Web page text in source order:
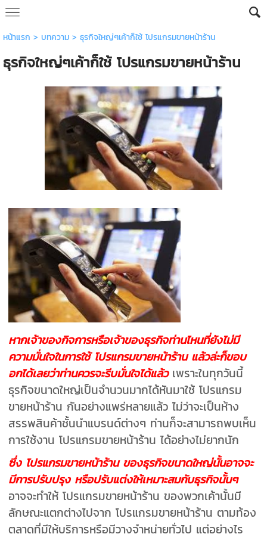
หน้าแรก > บทความ> ธุรกิจใหญ่ๆเค้าก็ใช้ โปรแกรมขายหน้าร้าน
ธุรกิจใหญ่ๆเค้าก็ใช้ โปรแกรมขายหน้าร้าน
หากเจ้าของกิจการหรือเจ้าของธุรกิจท่านไหนที่ยังไม่มี
ความมั่นใจในการใช้ โปรแกรมขายหน้าร้าน แล้วล่ะก็ขอบ
อกได้เลยว่าท่านควรจะรีบมั่นใจได้แล้วเพราะในทุกวันนี้
ธุรกิจขนาดใหญ่เป็นจำนวนมากได้หันมาใช้ โปรแกรม
ขายหน้าร้าน กันอย่างแพร่หลายแล้ว ไม่ว่าจะเป็นห้าง
สรรพสินค้าชั้นนำแบรนด์ต่างๆ ท่านก็จะสามารถพบเห็น
การใช้งาน โปรแกรมขายหน้าร้าน ได้อย่างไม่ยากนัก
ซึ่ง โปรแกรมขายหน้าร้าน ของธุรกิจขนาดใหญ่นั้นอาจจะ
มีการปรับปรุง หรือปรับแต่งให้เหมาะสมกับธุรกิจนั้นๆ
อาจจะทำให้ โปรแกรมขายหน้าร้าน ของพวกเค้านั้นมี
ลักษณะแตกต่างไปจาก โปรแกรมขายหน้าร้าน ตามท้อง
ตลาดที่มีให้บริการหรือมีวางจำหน่ายทั่วไป แต่อย่างไร